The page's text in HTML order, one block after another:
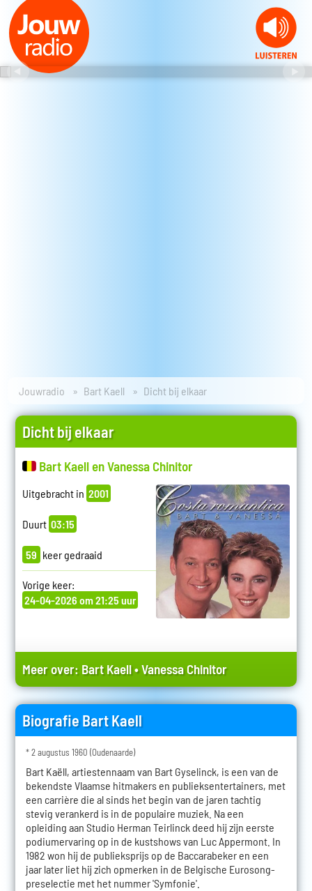
Jouwradio Bart Kaell Dicht bij elkaar
Dicht bij elkaar
Bart Kaell en Vanessa Chinitor
Uitgebracht in 2001
Duurt 03:15
59 keer gedraaid
Vorige keer:
24-04-2026 om 21:25 uur
Meer over: Bart Kaell•Vanessa Chinitor
Biografie Bart Kaell
* 2 augustus 1960 (Oudenaarde)
Bart Kaëll, artiestennaam van Bart Gyselinck, is een van de
bekendste Vlaamse hitmakers en publieksentertainers, met
een carrière die al sinds het begin van de jaren tachtig
stevig verankerd is in de populaire muziek. Na een
opleiding aan Studio Herman Teirlinck deed hij zijn eerste
podiumervaring op in de kustshows van Luc Appermont. In
1982 won hij de publieksprijs op de Baccarabeker en een
jaar later liet hij zich opmerken in de Belgische Eurosong-
preselectie met het nummer 'Symfonie'.